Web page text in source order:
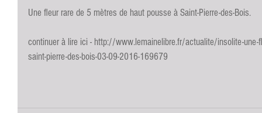
Une fleur rare de 5 mètres de haut pousse à Saint-Pierre-des-Bois.
continuer à lire ici - http://www.lemainelibre.fr/actualite/insolite-une-
saint-pierre-des-bois-03-09-2016-169679